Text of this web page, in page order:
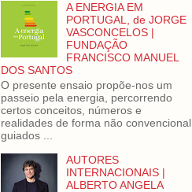
A ENERGIA EM
PORTUGAL, de JORGE
VASCONCELOS |
FUNDAÇÃO
FRANCISCO MANUEL
DOS SANTOS
O presente ensaio propõe-nos um
passeio pela energia, percorrendo
certos conceitos, números e
realidades de forma não convencional,
guiados ...
AUTORES
INTERNACIONAIS |
ALBERTO ANGELA